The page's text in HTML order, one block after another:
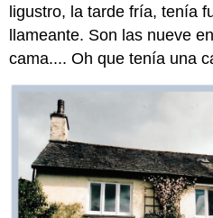
ligustro, la tarde fría, tenía
llameante. Son las nueve
cama.... Oh que tenía una